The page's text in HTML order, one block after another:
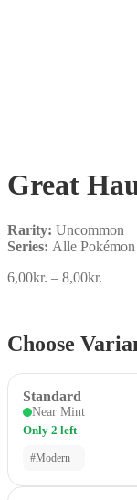
Great
Rarity: Uncommon
Series: Alle
6,00kr. – 8,00kr.
Choose
Standard
Near Mint
Only 2 left
#Modern